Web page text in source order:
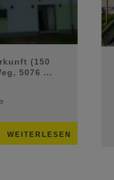
(150
5076 ...
WEITERLESEN